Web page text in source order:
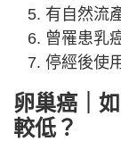
有自然流
曾罹患乳
停經後使
卵巢癌｜
較低？